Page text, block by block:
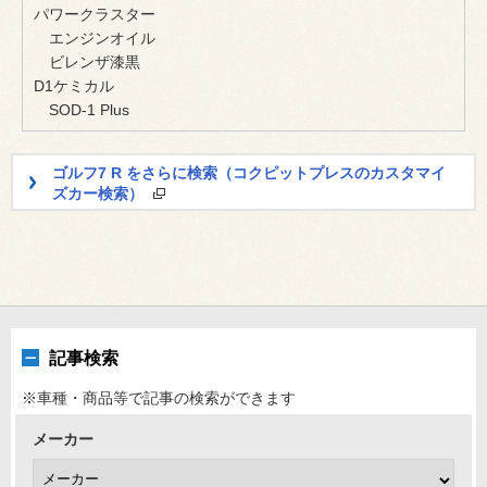
パワークラスター
エンジンオイル
ビレンザ漆黒
D1ケミカル
SOD-1 Plus
ゴルフ7 R をさらに検索（コクピットプレスのカスタマイ
ズカー検索）
記事検索
※車種・商品等で記事の検索ができます
メーカー